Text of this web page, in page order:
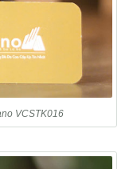
VCSTK016